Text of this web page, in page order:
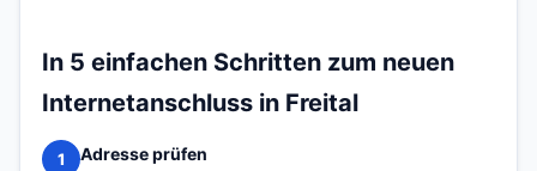
In 5 einfachen Schritten zum neuen
Internetanschluss in Freital
1
Adresse prüfen